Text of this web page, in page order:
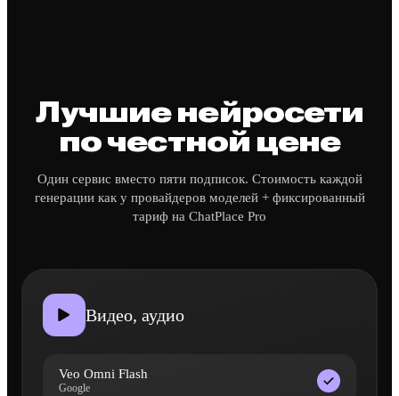
Лучшие нейросети
по честной цене
Один сервис вместо пяти подписок. Стоимость каждой
генерации как у провайдеров моделей + фиксированный
тариф на ChatPlace Pro
Видео, аудио
Veo Omni Flash
Google